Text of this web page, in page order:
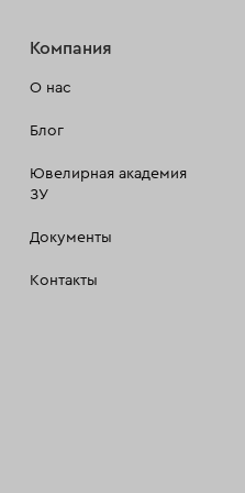
Компания
О нас
Блог
Ювелирная академия
ЗУ
Документы
Контакты